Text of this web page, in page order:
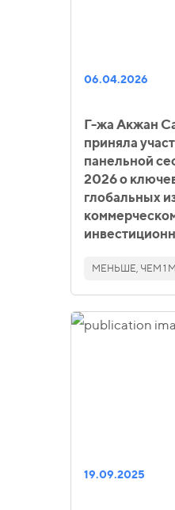
06.04.2026
Г-жа Акжан
приняла
панельной
2026 о
глобальных
МЕНЬШЕ, ЧЕМ 1
19.09.2025